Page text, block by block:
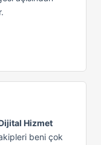
Hizmet
beni çok